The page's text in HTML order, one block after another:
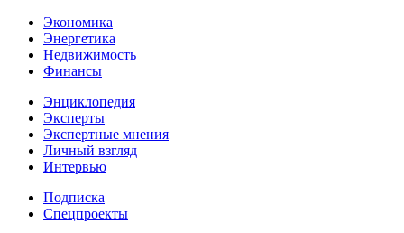
Экономика
Энергетика
Недвижимость
Финансы
Энциклопедия
Эксперты
Экспертные мнения
Личный взгляд
Интервью
Подписка
Спецпроекты